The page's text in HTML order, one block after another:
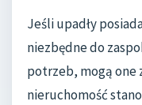
Jeśli upadły
niezbędne do
potrzeb, mogą one
nieruchomość